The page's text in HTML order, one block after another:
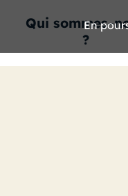
Qui sommes-
?
En